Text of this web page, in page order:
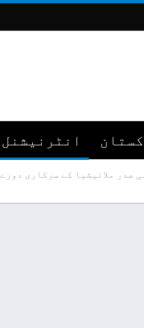
انٹرنیشنل
صدر ملائیشیا کے سرکاری